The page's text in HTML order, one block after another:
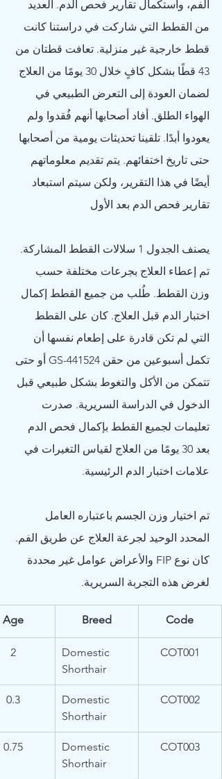
الفم، واستكمال تقارير فحص الدم. العديد
من القطط التي شاركت في دراستنا كانت
قطط خارجية غير منزلية. تعافت قطتان من
43 قطًا بشكل كافٍ خلال 30 يومًا من العلاج
لضمان العودة إلى التعرض الطبيعي في
الهواء الطلق. أفاد أصحابها أنهم فُقدوا ولم
يعودوا أبدًا. تلقينا تحديثات يومية من أصحابها
حتى تاريخ اختفائهم. يتم تقديم معلوماتهم
أيضًا في هذا التقرير، ولكن سيتم استبعاد
تقارير فحص الدم بعد الأول
يصنف الجدول 1 سلالات القطط المشاركة.
تم إعطاء العلاج بجرعات مختلفة حسب
وزن القطط. طُلب من جميع القطط إكمال
اختبار الدم قبل العلاج. كان على القطط
التي لم تكن قادرة على إطعام نفسها أن
تكمل أسبوعين من حقن GS-441524 أو حتى
تتمكن من الأكل والتغوط بشكل طبيعي قبل
الدخول في الدراسة السريرية. صدرت
تعليمات لجميع القطط بإكمال فحص الدم
بعد 30 يومًا من العلاج لقياس التغيرات في
علامات اختبار الدم الرئيسية.
تم اختيار وزن الجسم باعتباره العامل
المحدد الوحيد لجرعة العلاج عن طريق الفم.
كان نوع FIP والأعراض عوامل غير محددة
لغرض هذه التجربة السريرية.
Code
Breed
Age
COT001
Domestic
Shorthair
2
COT002
Domestic
Shorthair
0.3
COT003
Domestic
Shorthair
0.75